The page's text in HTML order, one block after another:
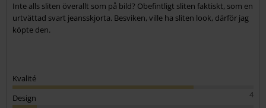
Inte alls sliten överallt som på bild? Obefintligt sliten faktiskt, som en
urtvättad svart jeansskjorta. Besviken, ville ha sliten look, därför jag
köpte den.
Kvalité
4
Design